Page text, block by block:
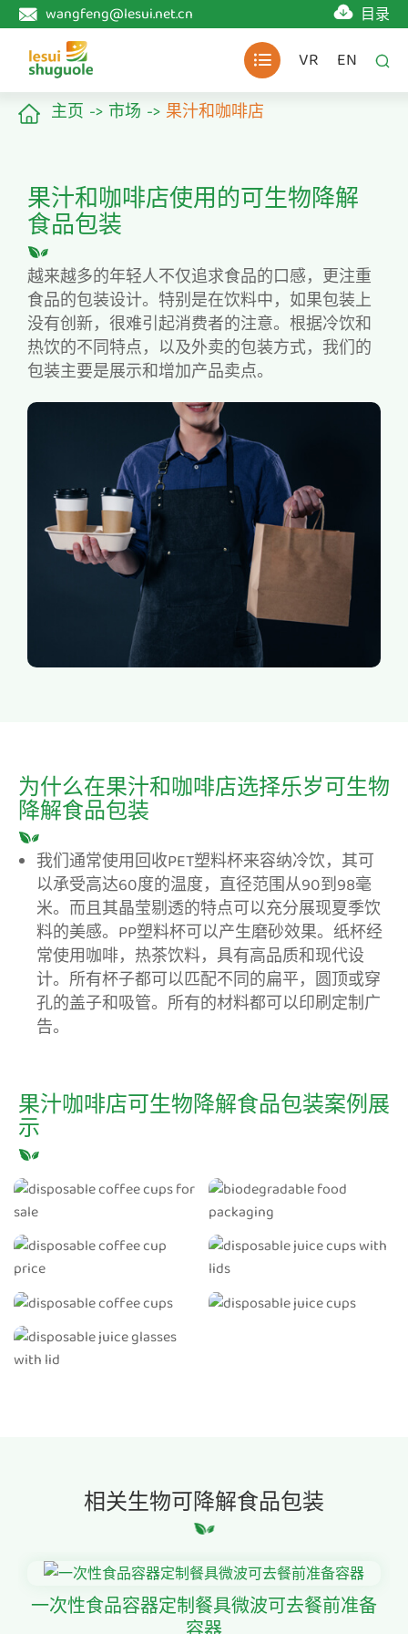
 wangfeng@lesui.net.cn  目录
 VR EN 
 主页 市场 果汁和咖啡店
果汁和咖啡店使用的可生物降解
食品包装
越来越多的年轻人不仅追求食品的口感，更注重
食品的包装设计。特别是在饮料中，如果包装上
没有创新，很难引起消费者的注意。根据冷饮和
热饮的不同特点，以及外卖的包装方式，我们的
包装主要是展示和增加产品卖点。
为什么在果汁和咖啡店选择乐岁可生物
降解食品包装
我们通常使用回收PET塑料杯来容纳冷饮，其可
以承受高达60度的温度，直径范围从90到98毫
米。而且其晶莹剔透的特点可以充分展现夏季饮
料的美感。PP塑料杯可以产生磨砂效果。纸杯经
常使用咖啡，热茶饮料，具有高品质和现代设
计。所有杯子都可以匹配不同的扁平，圆顶或穿
孔的盖子和吸管。所有的材料都可以印刷定制广
告。
果汁咖啡店可生物降解食品包装案例展
示
相关生物可降解食品包装
一次性食品容器定制餐具微波可去餐前准备